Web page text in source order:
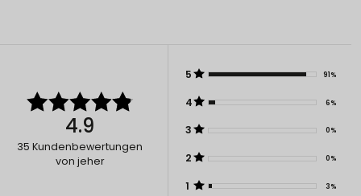
4.9
35 Kundenbewertungen
von jeher
5 91%
4 6%
3 0%
2 0%
1 3%